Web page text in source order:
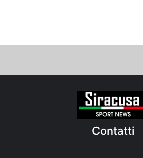
Contatti